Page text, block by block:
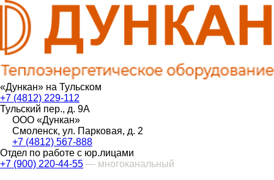
«Дункан» на Тульском
+7 (4812) 229-112
Тульский пер., д. 9А
ООО «Дункан»
Смоленск, ул. Парковая, д. 2
+7 (4812) 567-888
Отдел по работе с юр.лицами
+7 (900) 220-44-55 — многоканальный